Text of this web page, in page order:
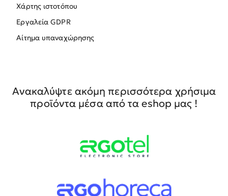
Χάρτης ιστοτόπου
Εργαλεία GDPR
Αίτημα υπαναχώρησης
Ανακαλύψτε ακόμη περισσότερα χρήσιμα
προϊόντα μέσα από τα eshop μας !